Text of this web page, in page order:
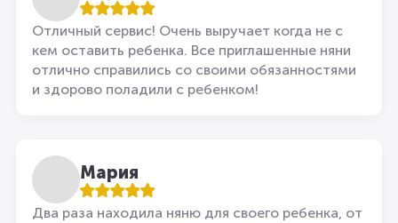
Отличный сервис! Очень выручает когда не с
кем оставить ребенка. Все приглашенные няни
отлично справились со своими обязанностями
и здорово поладили с ребенком!
Мария
Два раза находила няню для своего ребенка, от